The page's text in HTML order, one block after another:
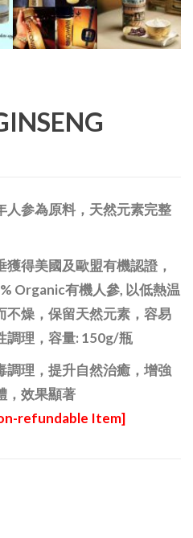
人参為原料，天然元素完整
得美國及歐盟有機認證，
Organic有機人參, 以低熱温
不燥，保留天然元素，容易
調理，容量: 150g/瓶
調理，提升自然治癒，增強
，效果顯著
refundable Item]